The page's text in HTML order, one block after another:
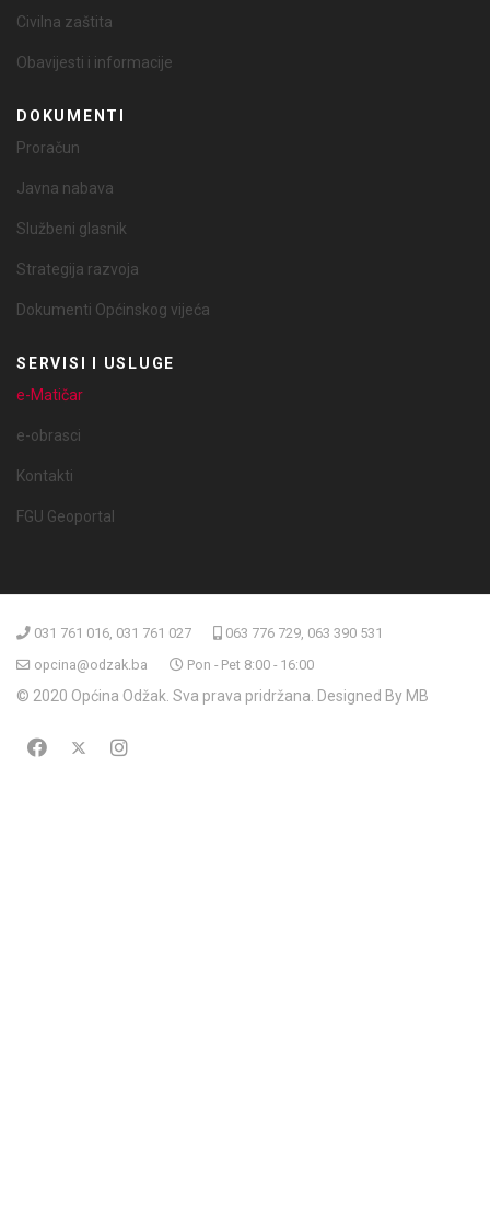
Civilna zaštita
Obavijesti i informacije
DOKUMENTI
Proračun
Javna nabava
Službeni glasnik
Strategija razvoja
Dokumenti Općinskog vijeća
SERVISI I USLUGE
e-Matičar
e-obrasci
Kontakti
FGU Geoportal
031 761 016, 031 761 027
063 776 729, 063 390 531
opcina@odzak.ba
Pon - Pet 8:00 - 16:00
© 2020 Općina Odžak. Sva prava pridržana. Designed By MB